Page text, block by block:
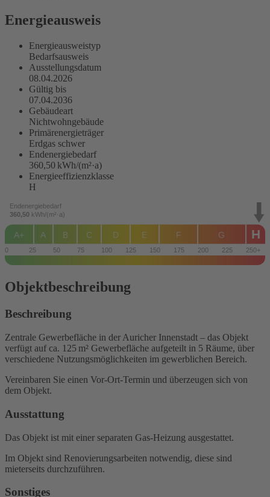
Energieausweis
Energieausweistyp
Bedarfs­ausweis
Ausstellungsdatum
08.04.2026
Gültig bis
07.04.2036
Gebäudeart
Nichtwohngebäude
Primärenergieträger
Erdgas schwer
Endenergie­bedarf
360,50 kWh/(m²·a)
Energie­effizienz­klasse
H
0 25 50 75 100 125 150 175 200 225 250+
G
F
E
D
C
B
A
A+ H
Endenergiebedarf
360,50 kWh/(m²·a)
Objekt­beschreibung
Beschreibung
Zentrale Gewerbefläche in der Auricher Innenstadt – das Objekt
verfügt auf ca. 125 m² Gewerbefläche aufgeteilt in 5 Räume, über
verschiedene Nutzungsmöglichkeiten im gewerblichen Bereich.
Vereinbaren Sie einen Vor-Ort-Termin und überzeugen sich von
dem Objekt.
Ausstattung
Das Objekt ist mit einer separaten Gas-Heizung ausgestattet.
Im Objekt sind Renovierungsarbeiten notwendig, diese sind
mieterseits durchzuführen.
Sonstiges